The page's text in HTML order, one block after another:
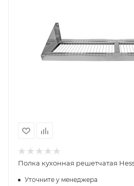
Полка кухонная решетчатая
Уточните у менеджера